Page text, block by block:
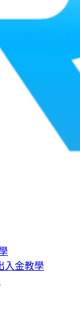
入金教學